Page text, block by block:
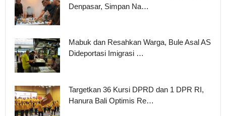
Denpasar, Simpan Na…
Mabuk dan Resahkan Warga, Bule Asal AS
Dideportasi Imigrasi …
Targetkan 36 Kursi DPRD dan 1 DPR RI,
Hanura Bali Optimis Re…